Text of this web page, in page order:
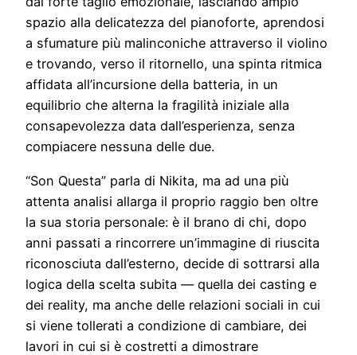
spazio alla delicatezza del pianoforte, aprendosi
a sfumature più malinconiche attraverso il violino
e trovando, verso il ritornello, una spinta ritmica
affidata all’incursione della batteria, in un
equilibrio che alterna la fragilità iniziale alla
consapevolezza data dall’esperienza, senza
compiacere nessuna delle due.
“Son Questa” parla di Nikita, ma ad una più
attenta analisi allarga il proprio raggio ben oltre
la sua storia personale: è il brano di chi, dopo
anni passati a rincorrere un’immagine di riuscita
riconosciuta dall’esterno, decide di sottrarsi alla
logica della scelta subita — quella dei casting e
dei reality, ma anche delle relazioni sociali in cui
si viene tollerati a condizione di cambiare, dei
lavori in cui si è costretti a dimostrare